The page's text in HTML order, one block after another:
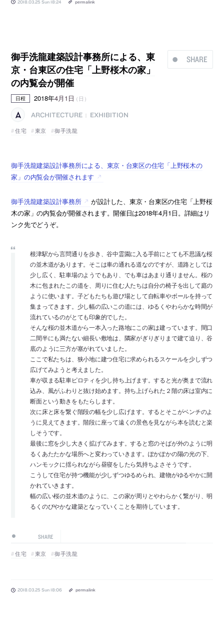
2018.03.25 Sun 18:24 permalink
SHARE
御手洗龍建築設計事務所による、東
京・台東区の住宅「上野桜木の家」
の内覧会が開催
日程 2018年4月1日（日）
ARCHITECTURE
EXHIBITION
住宅
東京 御手洗龍
御手洗龍建築設計事務所による、東京・台東区の住宅「上野桜木の
家」の内覧会が開催されます
御手洗龍建築設計事務所
が設計した、東京・台東区の住宅「上野桜
木の家」の内覧会が開催されます。開催日は2018年4月1日。詳細はリ
ンク先でどうぞ。
根津駅から言問通りを歩き、谷中霊園に入る手前にとても不思議な桜
の並木道があります。そこは車の通れる道なのですが、道路としては
少し広く、駐車場のようでもあり、でも車はあまり通りません。桜の
木に包まれたこの道を、周りに住む人たちは自分の椅子を出して庭の
ように使います。子どもたちも遊び場として自転車やボールを持って
集まってきます。少し幅の広いこの道には、ゆるくやわらかな時間が
流れているのがとても印象的でした。
そんな桜の並木道から一本入った路地にこの家は建っています。間口
二間半にも満たない細長い敷地は、隣家がぎりぎりまで建て迫り、谷
底のように三方が塞がれていました。
ここで私たちは、狭小地に建つ住宅に求められるスケールを少しずつ
広げてみようと考えました。
車が収まる駐車ピロティを少し持ち上げます。すると光が奥まで流れ
込み、風がふわりと抜け始めます。持ち上げられた２階の床は室内に
断面という動きをもたらします。
次に床と床を繋ぐ階段の幅を少し広げます。するとそこがベンチのよ
うに見えてきます。階段に座って遠くの景色を見ながら本を読むと楽
しそうです。
最後に窓を少し大きく拡げてみます。すると窓のそばが外のように明
るくあたたかな場所へと変わっていきます。ぽかぽかの陽の光の下、
ハンモックに揺られながら昼寝をしたら気持ちよさそうです。
こうして住宅が持つ機能が少しずつゆるめられ、建物がゆるやかに開
かれていきます。
幅の広い桜の並木道のように、この家が周りとやわらかく繋がり、明
るくのびやかな建築となっていくことを期待しています。
SHARE
住宅 東京 御手洗龍
2018.03.25 Sun 18:06 permalink